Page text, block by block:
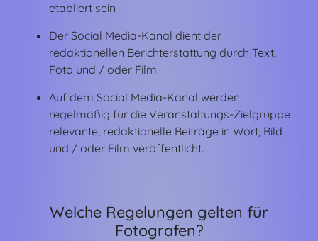
etabliert sein
Der Social Media-Kanal dient der
redaktionellen Berichterstattung durch Text,
Foto und / oder Film.
Auf dem Social Media-Kanal werden
regelmäßig für die Veranstaltungs-Zielgruppe
relevante, redaktionelle Beiträge in Wort, Bild
und / oder Film veröffentlicht.
Welche Regelungen gelten für
Fotografen?